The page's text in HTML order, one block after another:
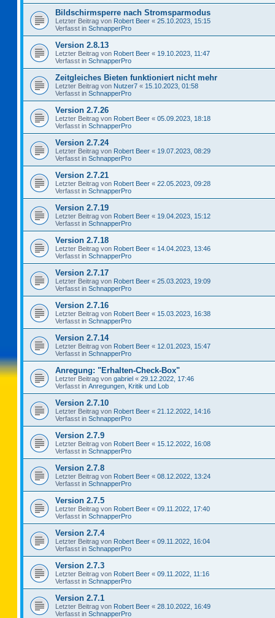
Bildschirmsperre nach Stromsparmodus
Letzter Beitrag von Robert Beer « 25.10.2023, 15:15
Verfasst in SchnapperPro
Version 2.8.13
Letzter Beitrag von Robert Beer « 19.10.2023, 11:47
Verfasst in SchnapperPro
Zeitgleiches Bieten funktioniert nicht mehr
Letzter Beitrag von Nutzer7 « 15.10.2023, 01:58
Verfasst in SchnapperPro
Version 2.7.26
Letzter Beitrag von Robert Beer « 05.09.2023, 18:18
Verfasst in SchnapperPro
Version 2.7.24
Letzter Beitrag von Robert Beer « 19.07.2023, 08:29
Verfasst in SchnapperPro
Version 2.7.21
Letzter Beitrag von Robert Beer « 22.05.2023, 09:28
Verfasst in SchnapperPro
Version 2.7.19
Letzter Beitrag von Robert Beer « 19.04.2023, 15:12
Verfasst in SchnapperPro
Version 2.7.18
Letzter Beitrag von Robert Beer « 14.04.2023, 13:46
Verfasst in SchnapperPro
Version 2.7.17
Letzter Beitrag von Robert Beer « 25.03.2023, 19:09
Verfasst in SchnapperPro
Version 2.7.16
Letzter Beitrag von Robert Beer « 15.03.2023, 16:38
Verfasst in SchnapperPro
Version 2.7.14
Letzter Beitrag von Robert Beer « 12.01.2023, 15:47
Verfasst in SchnapperPro
Anregung: "Erhalten-Check-Box"
Letzter Beitrag von gabriel « 29.12.2022, 17:46
Verfasst in Anregungen, Kritik und Lob
Version 2.7.10
Letzter Beitrag von Robert Beer « 21.12.2022, 14:16
Verfasst in SchnapperPro
Version 2.7.9
Letzter Beitrag von Robert Beer « 15.12.2022, 16:08
Verfasst in SchnapperPro
Version 2.7.8
Letzter Beitrag von Robert Beer « 08.12.2022, 13:24
Verfasst in SchnapperPro
Version 2.7.5
Letzter Beitrag von Robert Beer « 09.11.2022, 17:40
Verfasst in SchnapperPro
Version 2.7.4
Letzter Beitrag von Robert Beer « 09.11.2022, 16:04
Verfasst in SchnapperPro
Version 2.7.3
Letzter Beitrag von Robert Beer « 09.11.2022, 11:16
Verfasst in SchnapperPro
Version 2.7.1
Letzter Beitrag von Robert Beer « 28.10.2022, 16:49
Verfasst in SchnapperPro